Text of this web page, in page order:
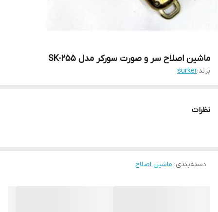
ماشین اصلاح سر و صورت سورکر مدل SK-255
برند:surker
نظرات
دسته‌بندی: ماشین اصلاح